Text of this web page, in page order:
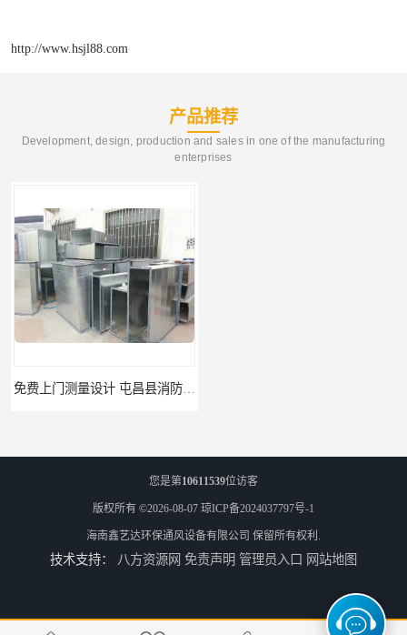
http://www.hsjl88.com
产品推荐
Development, design, production and sales in one of the manufacturing
enterprises
竭诚为您服务 琼海地下室新风工程 竭诚为您服务 东方消防风机工程
您是第10611539位访客
版权所有 ©2026-08-07 琼ICP备2024037797号-1
海南鑫艺达环保通风设备有限公司 保留所有权利.
技术支持： 八方资源网 免责声明 管理员入口 网站地图